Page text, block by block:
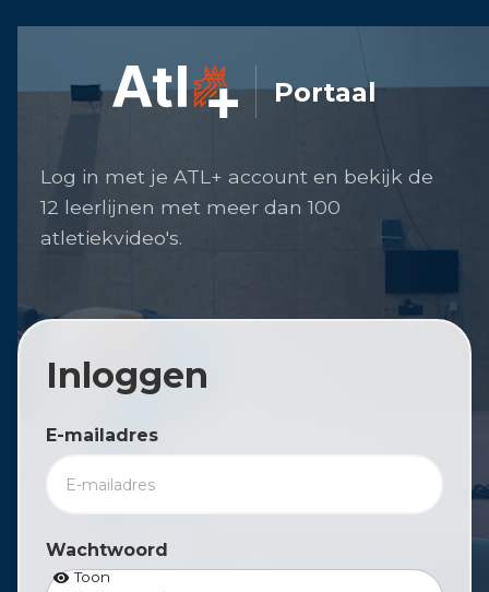
Portaal
Log in met je ATL+ account en bekijk de
12 leerlijnen met meer dan 100
atletiekvideo's.
Inloggen
E-mailadres
Wachtwoord
Toon